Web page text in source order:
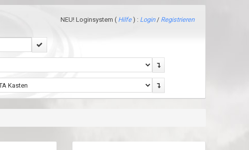
NEU! Loginsystem ( Hilfe) : Login/ Registrieren